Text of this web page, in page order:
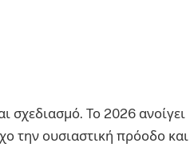
σχεδιασμό. Το 2026 ανοίγει
την ουσιαστική πρόοδο και